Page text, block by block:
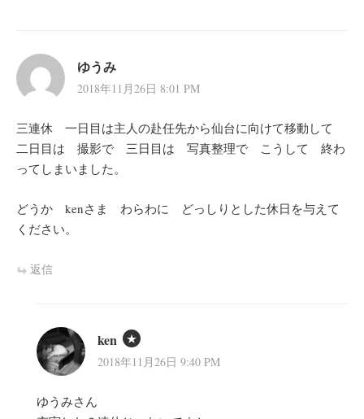
ゆうみ
2018年11月26日 8:01 PM
三連休 一日目は主人の赴任先から仙台に向けて移動して
二日目は 撮影で 三日目は 写真整理で こうして 終わ
ってしまいました。
どうか kenさま わらわに どっしりとした休日を与えて
ください。
返信
ken
2018年11月26日 9:40 PM
ゆうみさん